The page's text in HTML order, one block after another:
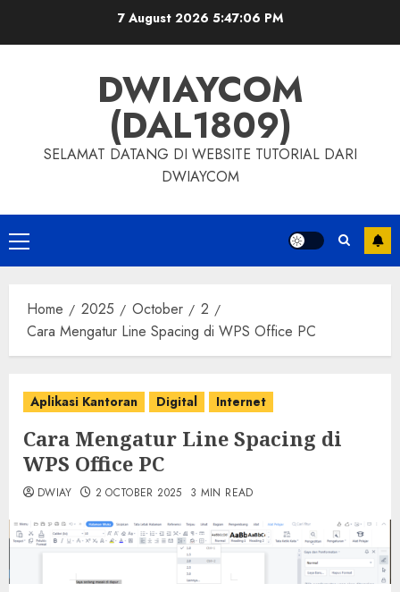
7 August 2026 5:47:06 PM
DWIAYCOM
(DAL1809)
SELAMAT DATANG DI WEBSITE TUTORIAL DARI
DWIAYCOM
Home 2025 October
2
Cara Mengatur Line Spacing di WPS Office PC
Aplikasi Kantoran Digital Internet
Cara Mengatur Line Spacing di
WPS Office PC
DWIAY 2 OCTOBER 2025 3 MIN READ